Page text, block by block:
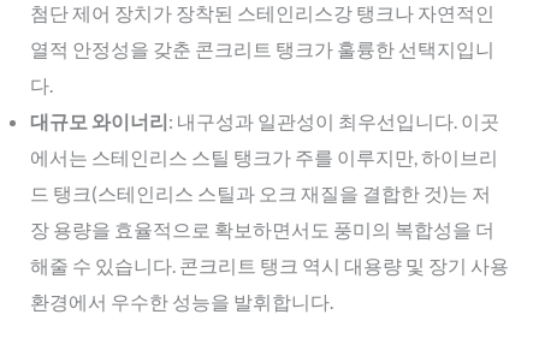
첨단 제어 장치가 장착된 스테인리스강 탱크나 자연적인
열적 안정성을 갖춘 콘크리트 탱크가 훌륭한 선택지입니
다.
대규모 와이너리: 내구성과 일관성이 최우선입니다. 이곳
에서는 스테인리스 스틸 탱크가 주를 이루지만, 하이브리
드 탱크(스테인리스 스틸과 오크 재질을 결합한 것)는 저
장 용량을 효율적으로 확보하면서도 풍미의 복합성을 더
해줄 수 있습니다. 콘크리트 탱크 역시 대용량 및 장기 사용
환경에서 우수한 성능을 발휘합니다.